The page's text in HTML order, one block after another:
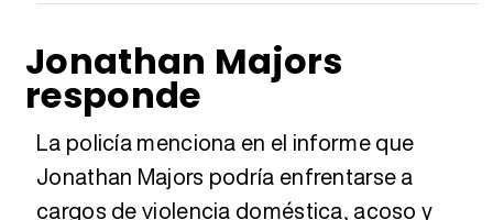
Jonathan Majors
responde
La policía menciona en el informe que
Jonathan Majors podría enfrentarse a
cargos de violencia doméstica, acoso y